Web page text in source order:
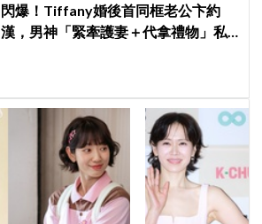
閃爆！Tiffany婚後首同框老公卞約
漢，男神「緊牽護妻＋代拿禮物」私